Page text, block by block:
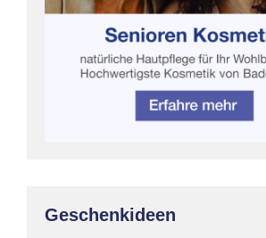
Geschenkideen